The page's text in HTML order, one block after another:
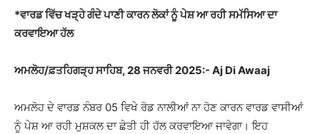
*ਵਾਰਡ ਵਿੱਚ ਖੜ੍ਹੇ ਗੰਦੇ ਪਾਣੀ ਕਾਰਨ ਲੋਕਾਂ ਨੂੰ ਪੇਸ਼ ਆ ਰਹੀ ਸਮੱਸਿਆ ਦਾ
ਕਰਵਾਇਆ ਹੱਲ
ਅਮਲੋਹ/ਫ਼ਤਹਿਗੜ੍ਹ ਸਾਹਿਬ, 28 ਜਨਵਰੀ 2025:- Aj Di Awaaj
ਅਮਲੋਹ ਦੇ ਵਾਰਡ ਨੰਬਰ 05 ਵਿਖੇ ਰੋਡ ਨਾਲੀਆਂ ਨਾ ਹੋਣ ਕਾਰਨ ਵਾਰਡ ਵਾਸੀਆਂ
ਨੂੰ ਪੇਸ਼ ਆ ਰਹੀ ਮੁਸ਼ਕਲ ਦਾ ਛੇਤੀ ਹੀ ਹੱਲ ਕਰਵਾਇਆ ਜਾਵੇਗਾ। ਇਹ